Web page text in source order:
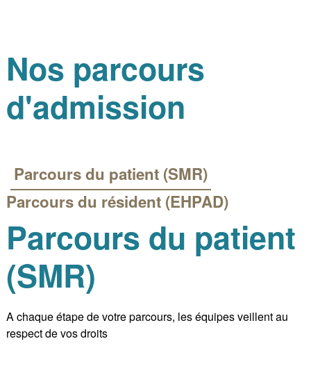
Nos parcours
d'admission
Parcours du patient (SMR)
Parcours du résident (EHPAD)
Parcours du patient
(SMR)
A chaque étape de votre parcours, les équipes veillent au
respect de vos droits